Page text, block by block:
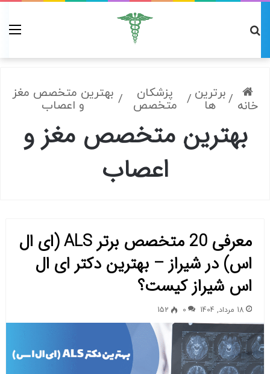
خانه /برترین
ها / پزشکان
متخصص / بهترین متخصص مغز
و اعصاب
بهترین متخصص مغز و
اعصاب
معرفی 20 متخصص برتر ALS (ای ال
اس) در شیراز – بهترین دکتر ای ال
اس شیراز کیست؟
18 مرداد, 1404 0
152